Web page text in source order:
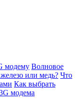
модему Волновое
или медь? Что
Как выбрать
модема